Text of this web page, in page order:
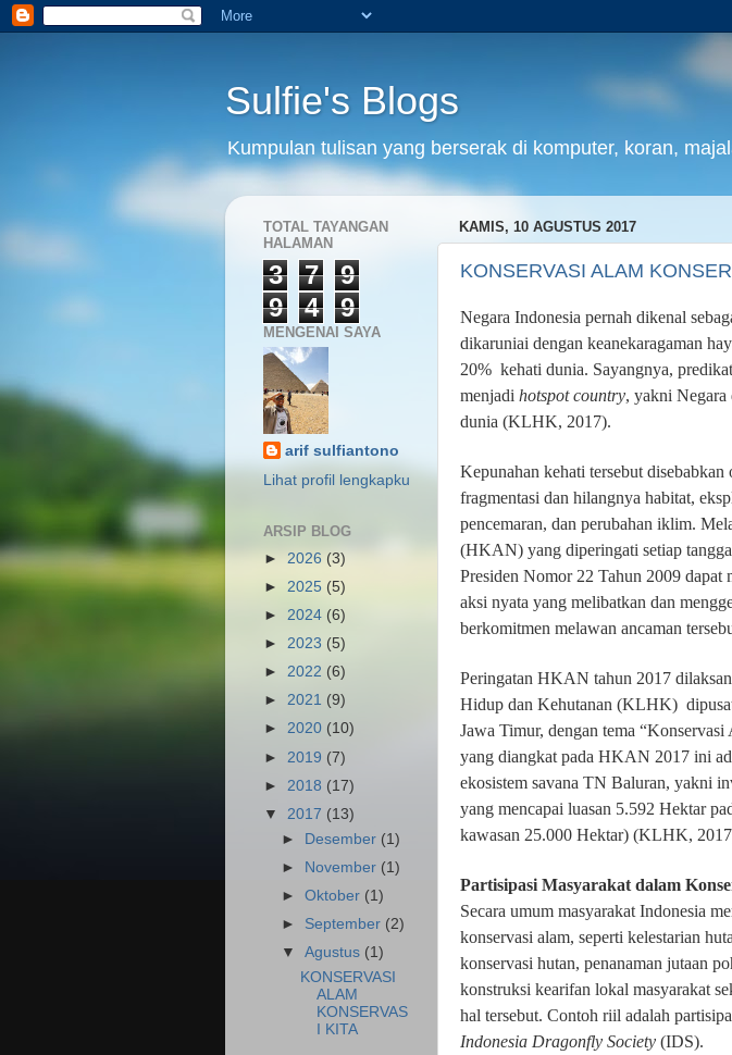
Sulfie's Blogs
Kumpulan tulisan yang berserak di komputer, koran,
KAMIS, 10 AGUSTUS 2017
KONSERVASI ALAM
Negara Indonesia pernah dikenal
dikaruniai dengan keanekaragaman
20% kehati dunia. Sayangnya,
menjadi hotspot country, yakni Negara
dunia (KLHK, 2017).
Kepunahan kehati tersebut
fragmentasi dan hilangnya habitat,
pencemaran, dan perubahan iklim.
(HKAN) yang diperingati setiap
Presiden Nomor 22 Tahun 2009 dapat
aksi nyata yang melibatkan dan
berkomitmen melawan ancaman
Peringatan HKAN tahun 2017
Hidup dan Kehutanan (KLHK)
Jawa Timur, dengan tema
yang diangkat pada HKAN 2017 ini
ekosistem savana TN Baluran, yakni
yang mencapai luasan 5.592 Hektar
kawasan 25.000 Hektar) (KLHK,
Partisipasi Masyarakat dalam
Secara umum masyarakat Indonesia
konservasi alam, seperti kelestarian
konservasi hutan, penanaman jutaan
konstruksi kearifan lokal masyarakat
hal tersebut. Contoh riil adalah
Indonesia Dragonfly Society (IDS).
TOTAL TAYANGAN
HALAMAN
3 7
9
9
4 9
MENGENAI SAYA
arif sulfiantono
Lihat profil lengkapku
ARSIP BLOG
► 2026 (3)
► 2025 (5)
► 2024 (6)
► 2023 (5)
► 2022 (6)
► 2021 (9)
► 2020 (10)
► 2019 (7)
► 2018 (17)
▼ 2017 (13)
► Desember (1)
► November (1)
►Oktober (1)
► September (2)
▼Agustus (1)
KONSERVASI
ALAM
KONSERVAS
I KITA